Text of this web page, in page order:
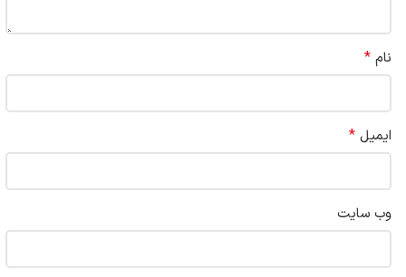
نام *
ایمیل *
وب‌ سایت